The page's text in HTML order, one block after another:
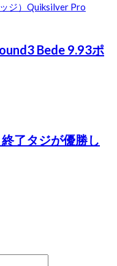
Bede 9.93ポ
了タジが優勝し